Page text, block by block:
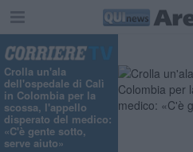
Crolla un'ala
dell'ospedale di Calì
in Colombia per la
scossa, l'appello
disperato del medico:
«C'è gente sotto,
serve aiuto»